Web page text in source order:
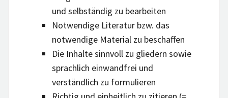
und selbständig zu bearbeiten
Notwendige Literatur bzw. das
notwendige Material zu beschaffen
Die Inhalte sinnvoll zu gliedern sowie
sprachlich einwandfrei und
verständlich zu formulieren